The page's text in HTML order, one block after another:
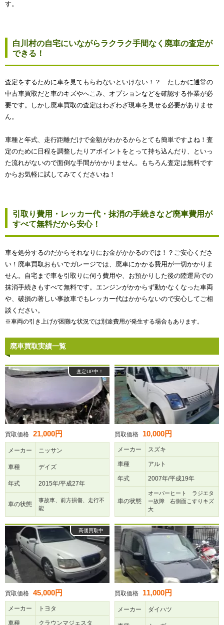
す。
白川村の自宅にいながらラクラク手間なく廃車の査定が
できる！
査定をするために車を見てもらわないといけない！？ たしかに通常の
中古車買取だと車のキズやへこみ、オプションなどを確認する作業が必
要です。しかし廃車買取の査定はわざわざ現車を見せる必要がありませ
ん。
車種と年式、走行距離だけで金額がわかるからとても簡単ですよね！査
定のために日程を調整したりアポイントをとって持ち込んだり、といっ
た流れがないので面倒な手間がかかりません。もちろん査定は無料です
からお気軽に試してみてくださいね！
引取り費用・レッカー代・抹消の手続きなど廃車費用が
すべて無料だから安心！
車を処分するのだからそれなりにお金がかかるのでは！？ご安心くださ
い！廃車買取おもいでガレージでは、廃車にかかる費用が一切かかりま
せん。自宅まで車を引取りに伺う費用や、お預かりした後の陸運局での
抹消手続きもすべて無料です。エンジンがかからず動かなくなった車両
や、破損の著しい事故車でもレッカー代はかからないので安心してご相
談ください。
※車両の引き上げが困難な状況では別途費用が発生する場合もあります。
廃車買取実績一覧
査定UP中！
買取価格 21,000円
メーカー ニッサン
車種 デイズ
年式 2015年/平成27年
車の状態
事故車、前方損傷、走行不
能
買取価格 10,000円
メーカー スズキ
車種 アルト
年式 2007年/平成19年
車の状態
オーバーヒート ラジエタ
ー故障 右側面こすりキズ
大
高価買取中
買取価格 45,000円
メーカー トヨタ
車種 クラウンマジェスタ
買取価格 11,000円
メーカー ダイハツ